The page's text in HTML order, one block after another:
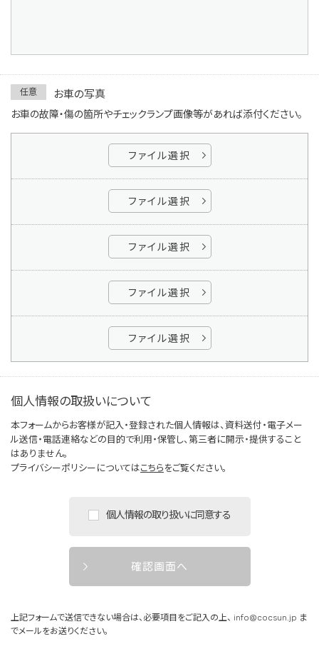
任意 お車の写真
お車の故障・傷の箇所やチェックランプ画像等があれば添付ください。
ファイル選択
ファイル選択
ファイル選択
ファイル選択
ファイル選択
個人情報の取扱いについて
本フォームからお客様が記入・登録された個人情報は、資料送付・電子メー
ル送信・電話連絡などの目的で利用・保管し、第三者に開示・提供すること
はありません。
プライバシーポリシーについてはこちら をご覧ください。
個人情報の取り扱いに同意する
確認画面へ
上記フォームで送信できない場合は、必要項目をご記入の上、 info@cocsun.jp ま
でメールをお送りください。